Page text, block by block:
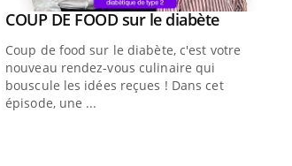
Youtube
COUP DE FOOD sur le diabèteYoutube
Coup de food sur le diabète, c'est votre
nouveau rendez-vous culinaire qui
bouscule les idées reçues ! Dans cet
épisode, une ...